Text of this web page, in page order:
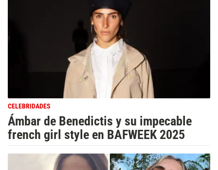
CELEBRIDADES
Ámbar de Benedictis y su impecable
french girl style en BAFWEEK 2025